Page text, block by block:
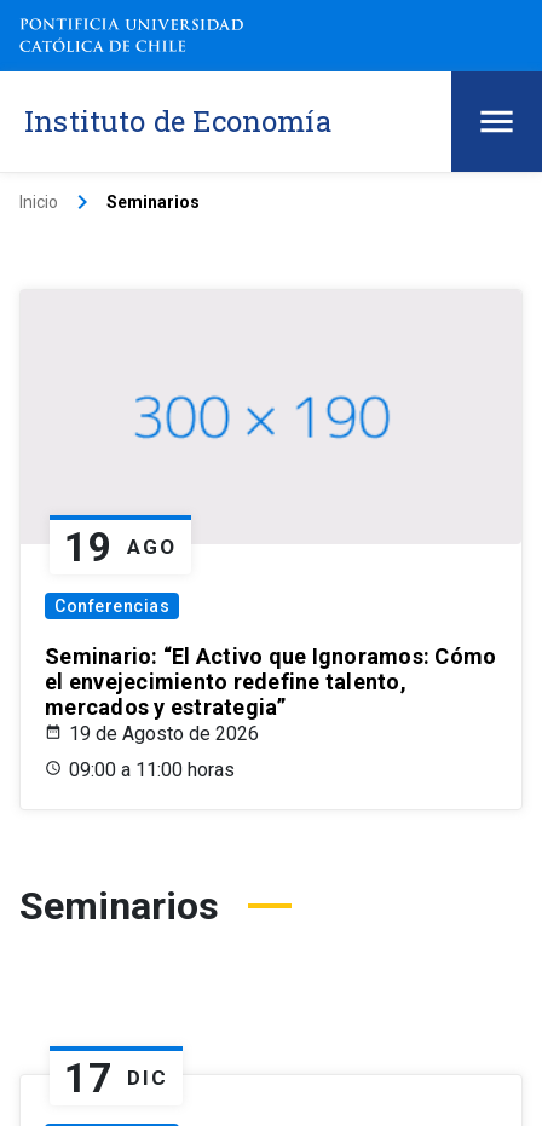
Instituto de Economía
Inicio keyboard_arrow_right Seminarios
19 AGO
Conferencias
Seminario: “El Activo que Ignoramos: Cómo
el envejecimiento redefine talento,
mercados y estrategia”
19 de Agosto de 2026
09:00 a 11:00 horas
Seminarios
17 DIC